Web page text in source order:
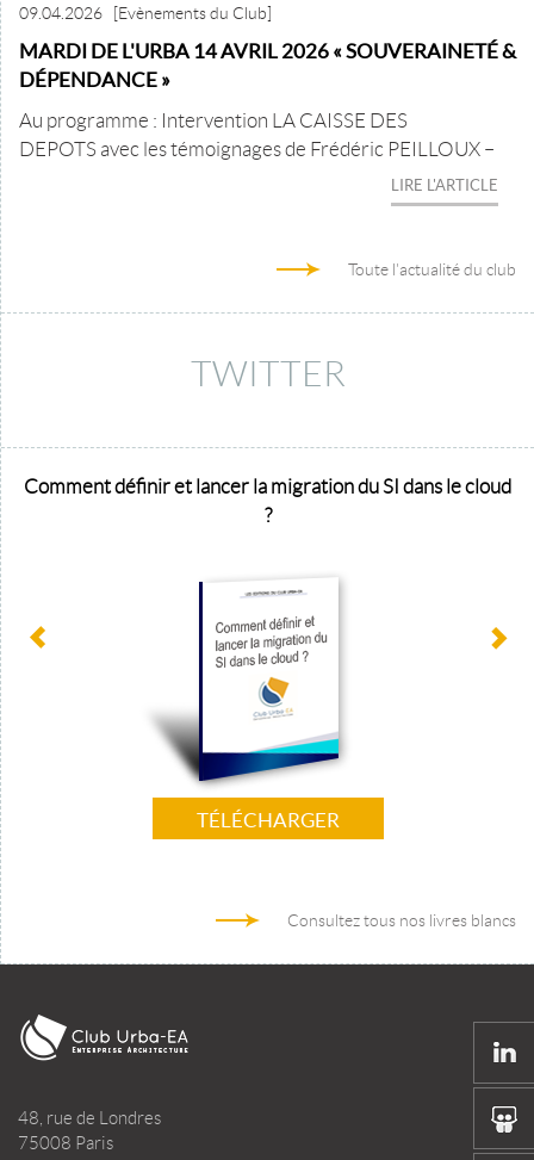
09.04.2026 [Evènements du Club]
MARDI DE L'URBA 14 AVRIL 2026 « SOUVERAINETÉ &
DÉPENDANCE »
Au programme : Intervention LA CAISSE DES
DEPOTS avec les témoignages de Frédéric PEILLOUX –
LIRE L'ARTICLE
Toute l'actualité du club
TWITTER
Comment définir et lancer la migration du SI dans le cloud
?
TÉLÉCHARGER
Consultez tous nos livres blancs
48, rue de Londres
75008 Paris